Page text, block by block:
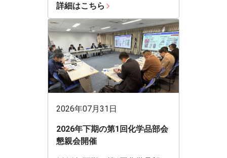
詳細はこちら
2026年07月31日
2026年下期の第1回化学品部会
懇親会開催